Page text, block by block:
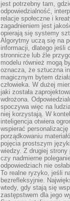
jest potrzebny tam,
odpowiedzialność,
relacje społeczne i
zagadnieniem jest
opierają się systemy
Algorytmy uczą się na
informacji, dlatego jeśli
stronnicze lub źle
modelu również mogą
oznacza, że sztuczna
magicznym bytem
człowieka. W dużej
jaki została
wdrożona.
spoczywa więc na
niej korzystają. W
inteligencja otwiera
wspierać
porządkowaniu
pojęcia prostszym
wiedzy. Z drugiej
czy nadmierne
odpowiedziach nie
To realne ryzyko, jeśli
bezrefleksyjnie.
wtedy, gdy stają się
zastępstwem dla jego